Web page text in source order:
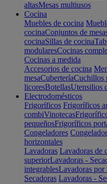
altasMesas multiusos
Cocina
Muebles de cocina
cocinaConjuntos de
cocinaSillas de cocina
modularesCocinas
Cocinas a medida
Accesorios de cocina
mesaCuberteríaCuchillos
licoresBotellasUtensilios
Electrodomésticos
Frigoríficos Frigoríficos
combiVinotecas
pequeñosFrigoríficos
Congeladores
horizontales
Lavadoras Lavadoras de
superiorLavadoras -
integrablesLavadoras por
Secadoras Lavadoras -